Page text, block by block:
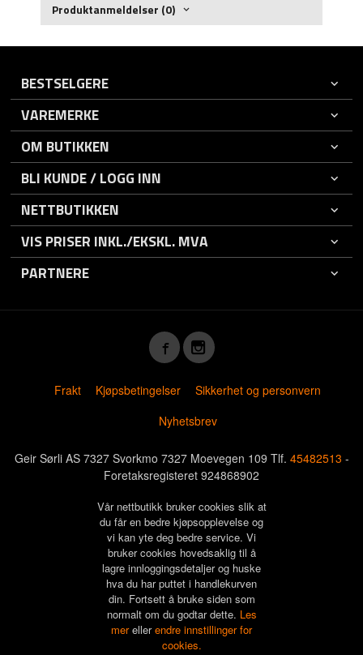
Produktanmeldelser (0)
BESTSELGERE
VAREMERKE
OM BUTIKKEN
BLI KUNDE / LOGG INN
NETTBUTIKKEN
VIS PRISER INKL./EKSKL. MVA
PARTNERE
Frakt Kjøpsbetingelser
Sikkerhet og personvern
Nyhetsbrev
Geir Sørli AS 7327 Svorkmo 7327 Moevegen 109 Tlf. 45482513 -
Foretaksregisteret 924868902
Vår nettbutikk bruker cookies slik at
du får en bedre kjøpsopplevelse og
vi kan yte deg bedre service. Vi
bruker cookies hovedsaklig til å
lagre innloggingsdetaljer og huske
hva du har puttet i handlekurven
din. Fortsett å bruke siden som
normalt om du godtar dette. Les
merellerendre innstillinger for
cookies.